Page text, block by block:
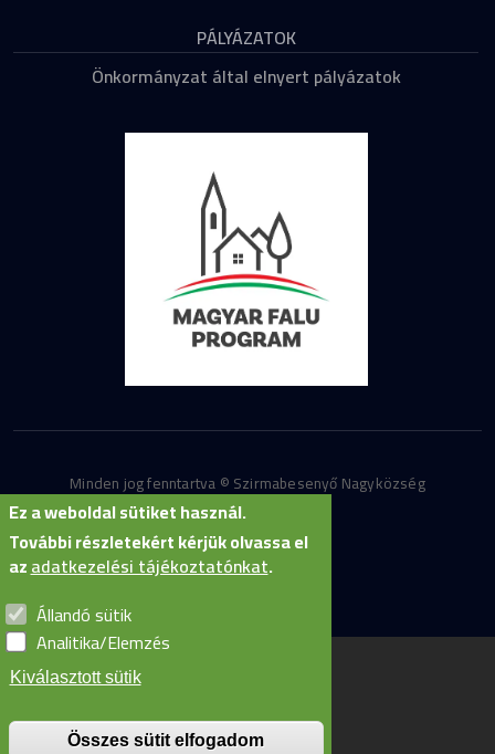
PÁLYÁZATOK
Önkormányzat által elnyert pályázatok
Minden jog fenntartva © Szirmabesenyő Nagyközség
Önkormányzata
Ez a weboldal sütiket használ.
További részletekért kérjük olvassa el
azadatkezelési tájékoztatónkat.
Állandó sütik
Analitika/Elemzés
Kiválasztott sütik
Összes sütit elfogadom